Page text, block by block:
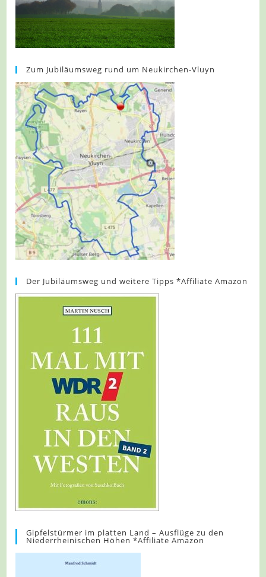
Zum Jubiläumsweg rund um Neukirchen-Vluyn
Der Jubiläumsweg und weitere Tipps *Affiliate Amazon
Gipfelstürmer im platten Land – Ausflüge zu den
Niederrheinischen Höhen *Affiliate Amazon